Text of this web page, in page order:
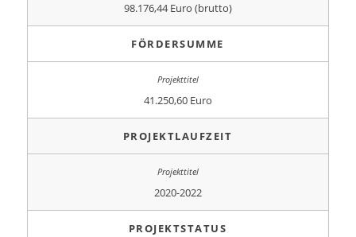
98.176,44 Euro (brutto)
FÖRDERSUMME
41.250,60 Euro
PROJEKTLAUFZEIT
2020-2022
PROJEKTSTATUS